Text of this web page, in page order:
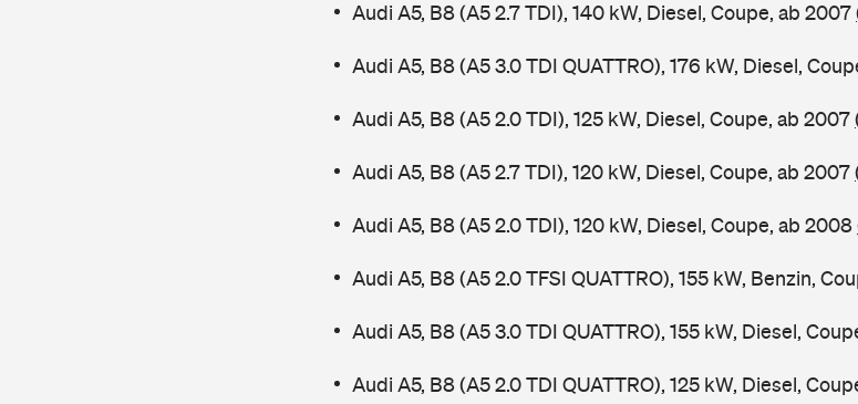
Audi A5, B8 (A5 2.7 TDI), 140 kW, Diesel, Coupe, ab 2007
Audi A5, B8 (A5 3.0 TDI QUATTRO), 176 kW, Diesel,
Audi A5, B8 (A5 2.0 TDI), 125 kW, Diesel, Coupe, ab 2007
Audi A5, B8 (A5 2.7 TDI), 120 kW, Diesel, Coupe, ab 2007
Audi A5, B8 (A5 2.0 TDI), 120 kW, Diesel, Coupe, ab 2008
Audi A5, B8 (A5 2.0 TFSI QUATTRO), 155 kW, Benzin,
Audi A5, B8 (A5 3.0 TDI QUATTRO), 155 kW, Diesel,
Audi A5, B8 (A5 2.0 TDI QUATTRO), 125 kW, Diesel,